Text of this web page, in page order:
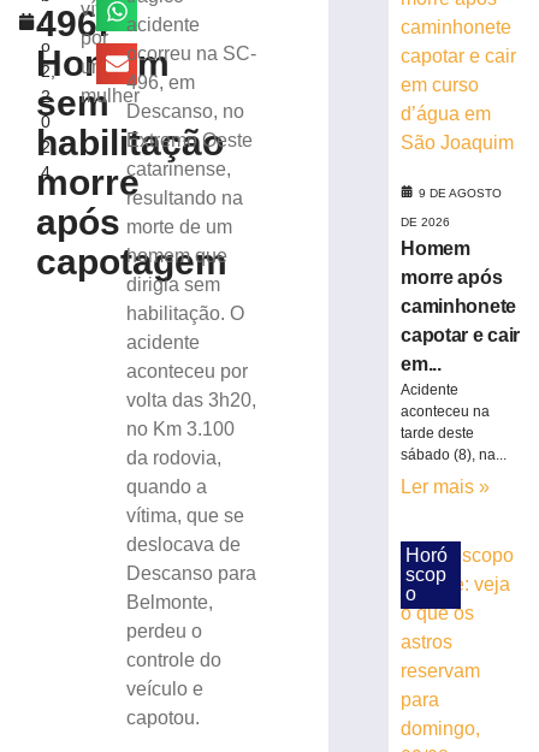
r
o
2,
2
0
2
4
496:
Homem
sem
habilitação
morre
após
capotagem
vítima
por
uma
mulher
acidente
ocorreu na SC-
496, em
Descanso, no
Extremo Oeste
catarinense,
resultando na
morte de um
homem que
dirigia sem
habilitação. O
acidente
aconteceu por
volta das 3h20,
no Km 3.100
da rodovia,
quando a
vítima, que se
deslocava de
Descanso para
Belmonte,
perdeu o
controle do
veículo e
capotou.
curso
d’água
agosto
Vazamento
mobiliza
bombeiros
deixa
sete
com
sintomas
9 DE AGOSTO
DE 2026
Homem
morre após
caminhonete
capotar e cair
em...
Acidente
aconteceu na
tarde deste
sábado (8), na...
Ler mais »
Horó
scop
o